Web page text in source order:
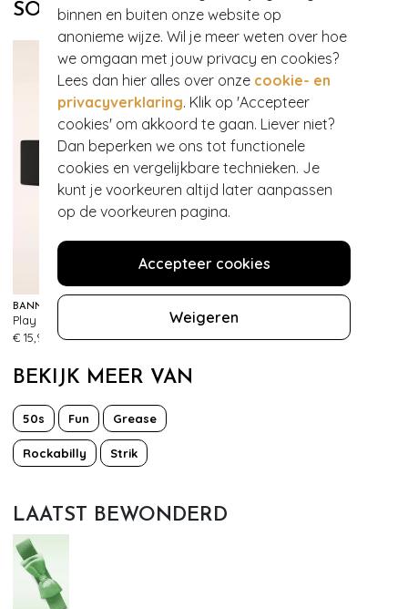
binnen en buiten onze website op
anonieme wijze. Wil je meer weten over hoe
we omgaan met jouw privacy en cookies?
Lees dan hier alles over onze cookie- en
privacyverklaring. Klik op 'Accepteer
cookies' om akkoord te gaan. Liever niet?
Dan beperken we ons tot functionele
cookies en vergelijkbare technieken. Je
kunt je voorkeuren altijd later aanpassen
op de voorkeuren pagina.
Accepteer cookies
Weigeren
SOORTGELIJKE PRODUCTEN
BANNED RETRO
€ 15,95
BEKIJK MEER VAN
50s Fun Grease
Rockabilly Strik
LAATST BEWONDERD